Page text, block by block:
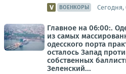
ВОЕНКОРЫ Сегодня,
Главное на 06:00:.
из самых
одесского порта
осталось Запад
собственных
Зеленский...